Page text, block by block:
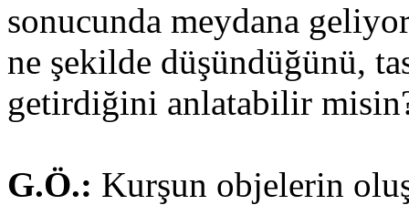
sonucunda meydana
ne şekilde düşündüğünü,
getirdiğini anlatabilir
G.Ö.: Kurşun objelerin